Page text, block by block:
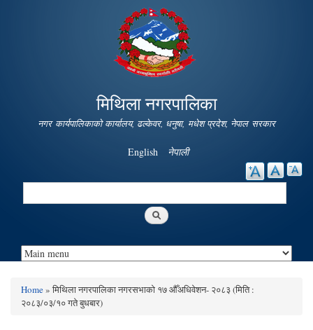
Skip to
main
content
मिथिला नगरपालिका
नगर कार्यपालिकाको कार्यालय, ढल्केवर, धनुषा, मधेश प्रदेश, नेपाल सरकार
English नेपाली
Search
You are here
Home» मिथिला नगरपालिका नगरसभाको १७ औँअधिवेशन- २०८३ (मिति :
२०८३/०३/१० गते बुधबार)